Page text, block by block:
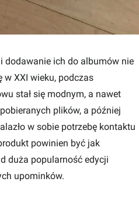
dodawanie ich do albumów nie
w XXI wieku, podczas
stał się modnym, a nawet
plików, a później
w sobie potrzebę kontaktu
powinien być jak
duża popularność edycji
upominków.